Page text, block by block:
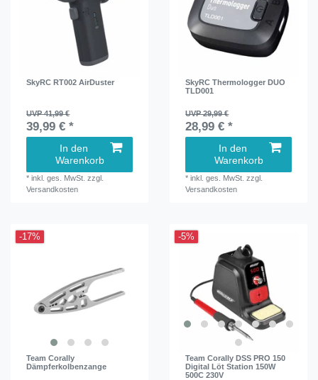
SkyRC RT002 AirDuster
UVP 41,99 €
39,99 € *
In den
Warenkorb
*inkl. ges. MwSt. zzgl.
Versandkosten
SkyRC Thermologger DUO
TLD001
UVP 29,99 €
28,99 € *
In den
Warenkorb
*inkl. ges. MwSt. zzgl.
Versandkosten
-17%
Team Corally
Dämpferkolbenzange
-5%
Team Corally DSS PRO 150
Digital Löt Station 150W
500C 230V